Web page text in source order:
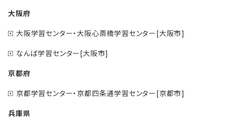
大阪府
大阪学習センター・大阪心斎橋学習センター[大阪市]
なんば学習センター[大阪市]
京都府
京都学習センター・京都四条通学習センター[京都市]
兵庫県